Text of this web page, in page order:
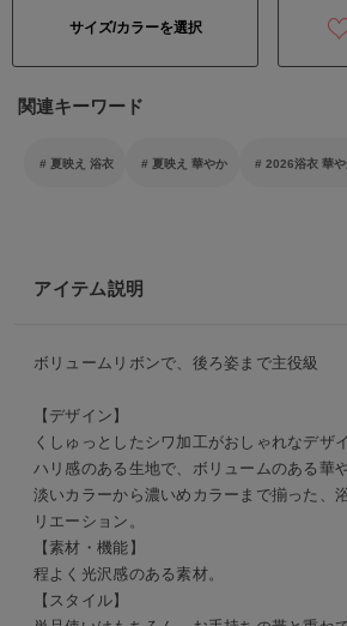
サイズ/カラーを選択
関連キーワード
夏映え 浴衣 夏映え 華やか 2026浴衣 華
アイテム説明
ボリュームリボンで、後ろ姿まで主役級
【デザイン】
くしゅっとしたシワ加工がおしゃれなデザイ
ハリ感のある生地で、ボリュームのある華
淡いカラーから濃いめカラーまで揃った、
リエーション。
【素材・機能】
程よく光沢感のある素材。
【スタイル】